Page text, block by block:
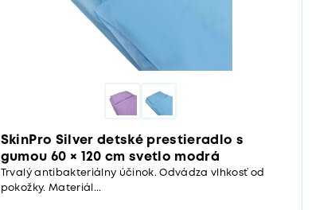
SkinPro Silver detské prestieradlo s
gumou 60 × 120 cm svetlo modrá
Trvalý antibakteriálny účinok. Odvádza vlhkosť od
pokožky. Materiál...